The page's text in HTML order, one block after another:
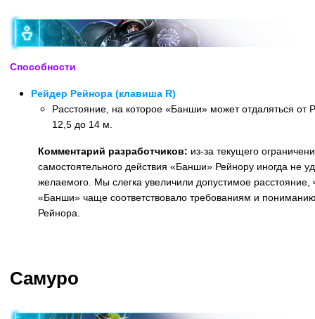
Способности
Рейдер Рейнора (клавиша R)
Расстояние, на которое «Банши» может отдаляться от
12,5 до 14 м.
Комментарий разработчиков: из-за текущего
самостоятельного действия «Банши» Рейнору иногда не
желаемого. Мы слегка увеличили допустимое расстояние,
«Банши» чаще соответствовало требованиям и пониманию
Рейнора.
Самуро